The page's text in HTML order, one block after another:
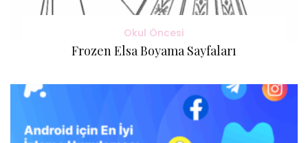
Okul Öncesi
Frozen Elsa Boyama Sayfaları